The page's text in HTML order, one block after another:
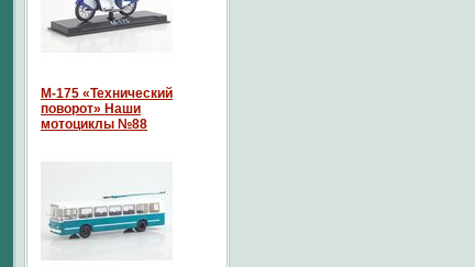
М-175 «Технический
поворот» Наши
мотоциклы №88